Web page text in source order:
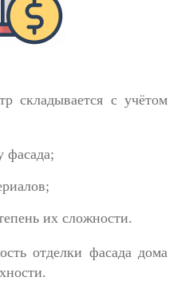
складывается с учётом
фасада;
их сложности.
отделки фасада дома